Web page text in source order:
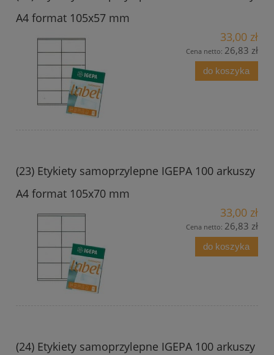
A4 format 105x57 mm
33,00 zł
Cena netto: 26,83 zł
do koszyka
(23) Etykiety samoprzylepne IGEPA 100 arkuszy
A4 format 105x70 mm
33,00 zł
Cena netto: 26,83 zł
do koszyka
(24) Etykiety samoprzylepne IGEPA 100 arkuszy